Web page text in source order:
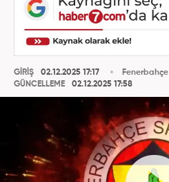
GİRİŞ
02.12.2025 17:17
GÜNCELLEME
02.12.2025 17:58
Fenerbahçe